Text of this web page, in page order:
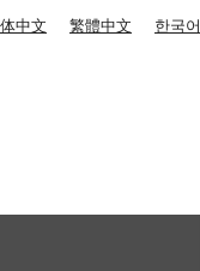
中文 繁體中文 한국어